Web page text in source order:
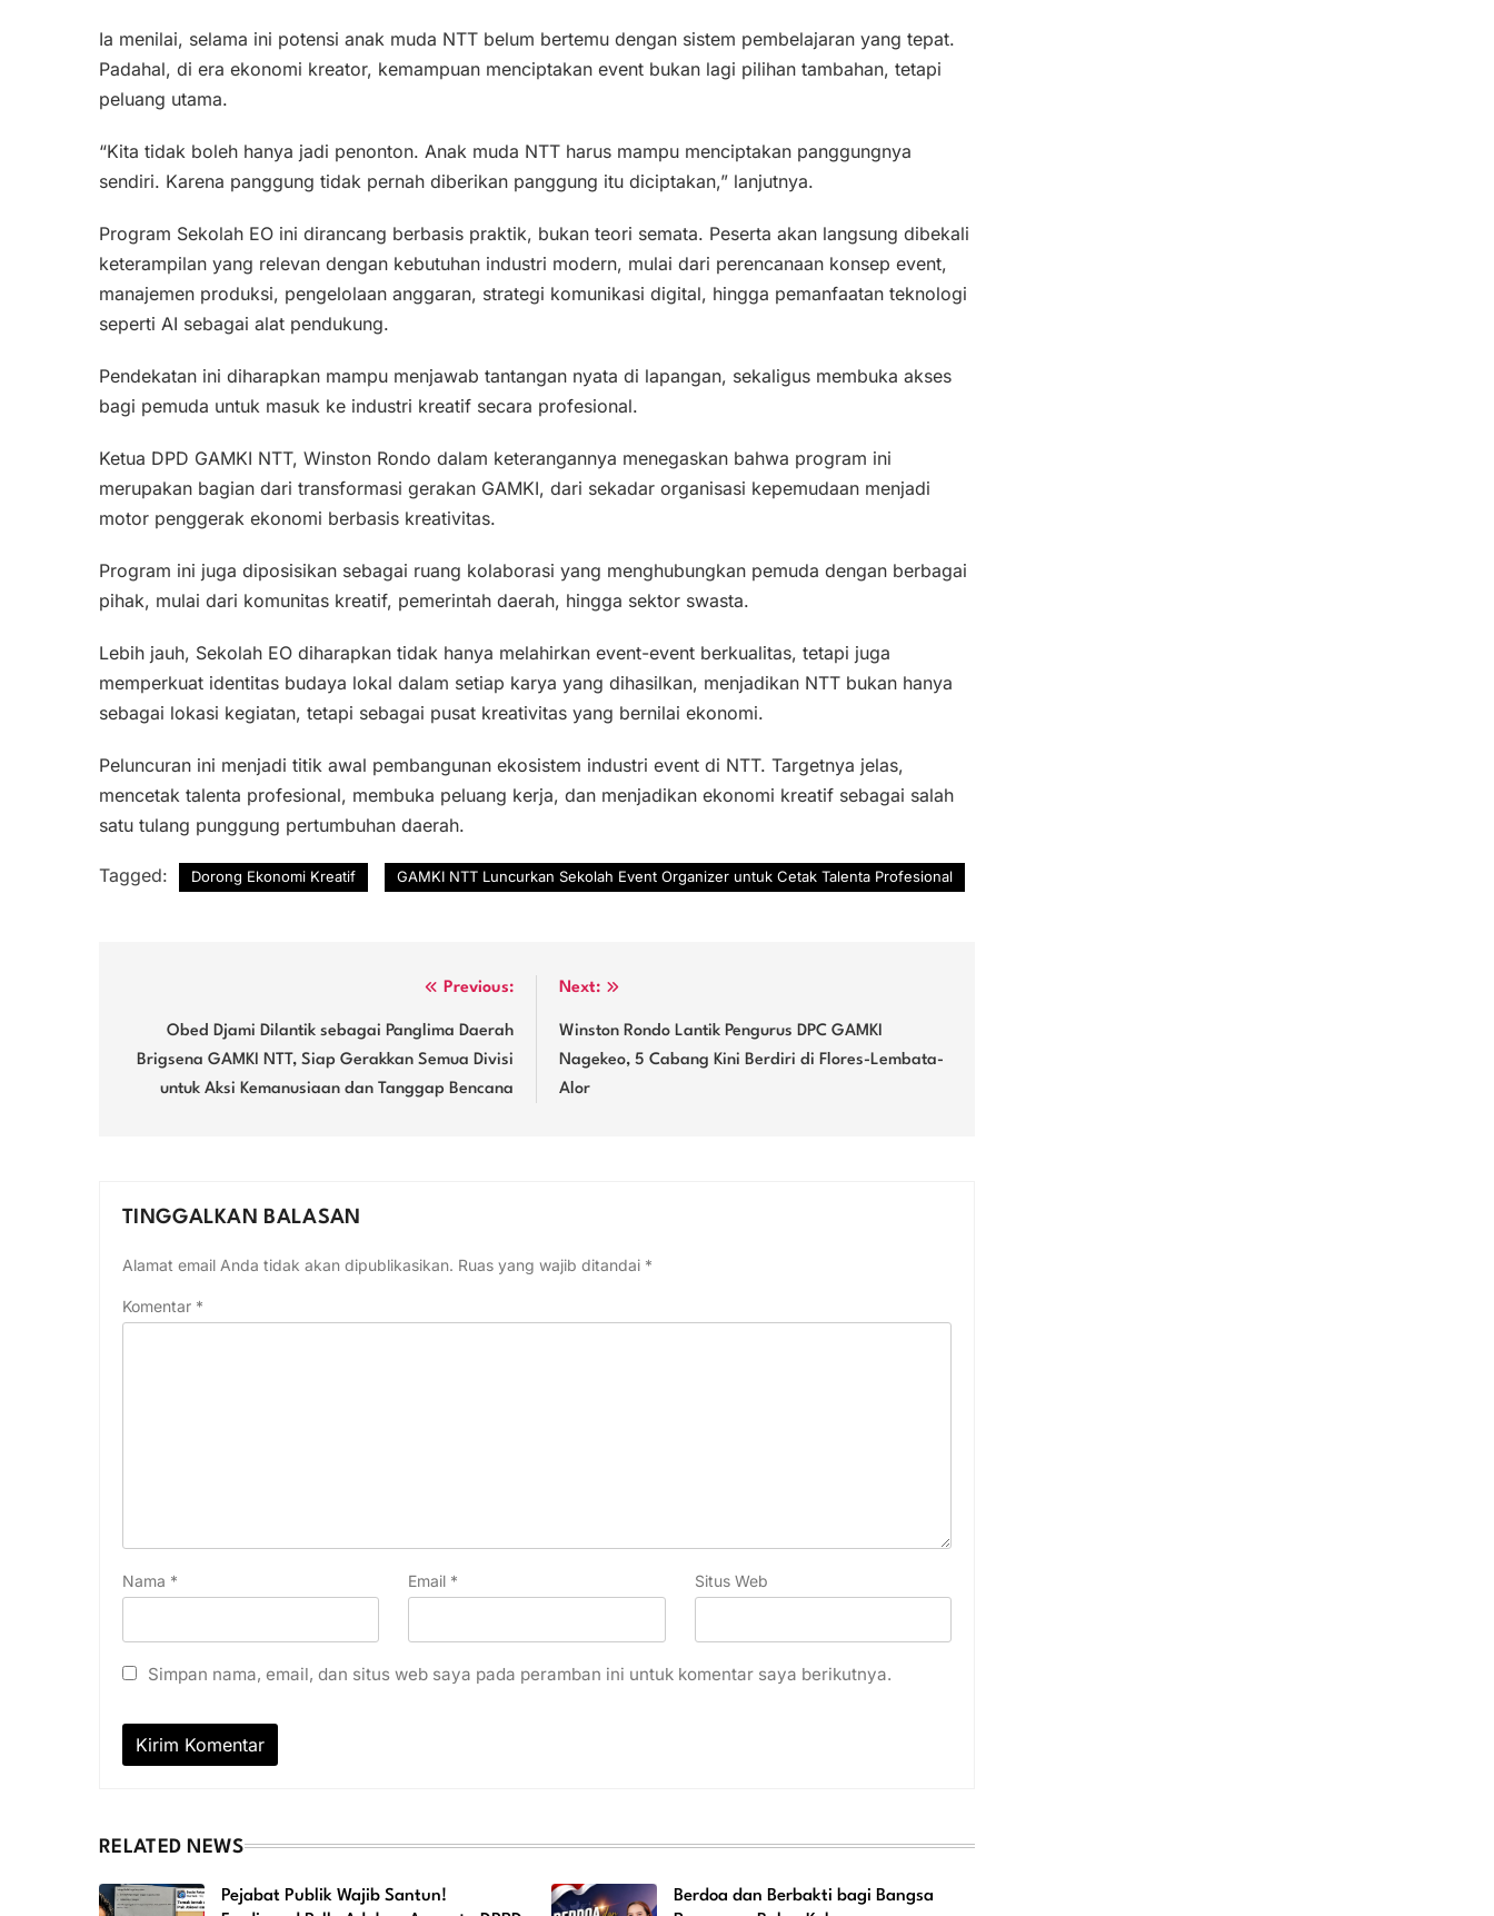
Ia menilai, selama ini potensi anak muda NTT belum bertemu dengan sistem pembelajaran yang tepat.
Padahal, di era ekonomi kreator, kemampuan menciptakan event bukan lagi pilihan tambahan, tetapi
peluang utama.
“Kita tidak boleh hanya jadi penonton. Anak muda NTT harus mampu menciptakan panggungnya
sendiri. Karena panggung tidak pernah diberikan panggung itu diciptakan,” lanjutnya.
Program Sekolah EO ini dirancang berbasis praktik, bukan teori semata. Peserta akan langsung dibekali
keterampilan yang relevan dengan kebutuhan industri modern, mulai dari perencanaan konsep event,
manajemen produksi, pengelolaan anggaran, strategi komunikasi digital, hingga pemanfaatan teknologi
seperti AI sebagai alat pendukung.
Pendekatan ini diharapkan mampu menjawab tantangan nyata di lapangan, sekaligus membuka akses
bagi pemuda untuk masuk ke industri kreatif secara profesional.
Ketua DPD GAMKI NTT, Winston Rondo dalam keterangannya menegaskan bahwa program ini
merupakan bagian dari transformasi gerakan GAMKI, dari sekadar organisasi kepemudaan menjadi
motor penggerak ekonomi berbasis kreativitas.
Program ini juga diposisikan sebagai ruang kolaborasi yang menghubungkan pemuda dengan berbagai
pihak, mulai dari komunitas kreatif, pemerintah daerah, hingga sektor swasta.
Lebih jauh, Sekolah EO diharapkan tidak hanya melahirkan event-event berkualitas, tetapi juga
memperkuat identitas budaya lokal dalam setiap karya yang dihasilkan, menjadikan NTT bukan hanya
sebagai lokasi kegiatan, tetapi sebagai pusat kreativitas yang bernilai ekonomi.
Peluncuran ini menjadi titik awal pembangunan ekosistem industri event di NTT. Targetnya jelas,
mencetak talenta profesional, membuka peluang kerja, dan menjadikan ekonomi kreatif sebagai salah
satu tulang punggung pertumbuhan daerah.
Tagged: Dorong Ekonomi Kreatif GAMKI NTT Luncurkan Sekolah Event Organizer untuk Cetak Talenta Profesional
Previous:
Obed Djami Dilantik sebagai Panglima Daerah
Brigsena GAMKI NTT, Siap Gerakkan Semua Divisi
untuk Aksi Kemanusiaan dan Tanggap Bencana
Next:
Winston Rondo Lantik Pengurus DPC GAMKI
Nagekeo, 5 Cabang Kini Berdiri di Flores-Lembata-
Alor
TINGGALKAN BALASAN
Alamat email Anda tidak akan dipublikasikan. Ruas yang wajib ditandai *
Komentar *
Nama * Email * Situs Web
Simpan nama, email, dan situs web saya pada peramban ini untuk komentar saya berikutnya.
RELATED NEWS
Pejabat Publik Wajib Santun!
Berdoa dan Berbakti bagi Bangsa